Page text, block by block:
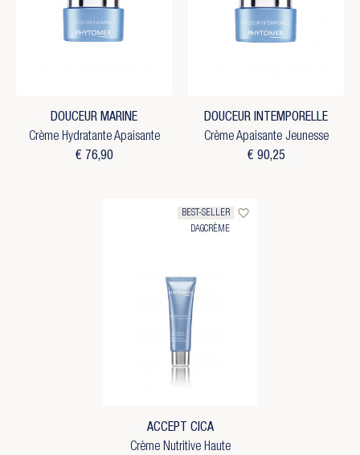
DOUCEUR MARINE
Crème Hydratante Apaisante
€ 76,90
DOUCEUR INTEMPORELLE
Crème Apaisante Jeunesse
€ 90,25
BEST-SELLER
DAGCRÈME
favorite_border
ACCEPT CICA
Crème Nutritive Haute